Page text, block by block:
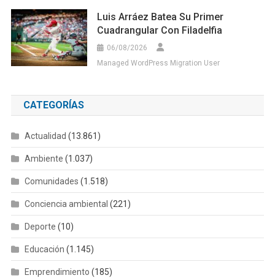
Luis Arráez Batea Su Primer
Cuadrangular Con Filadelfia
06/08/2026
Managed WordPress Migration User
CATEGORÍAS
Actualidad (13.861)
Ambiente (1.037)
Comunidades (1.518)
Conciencia ambiental (221)
Deporte (10)
Educación (1.145)
Emprendimiento (185)